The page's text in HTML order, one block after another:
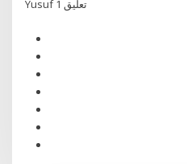
Yusuf 1 تعليق